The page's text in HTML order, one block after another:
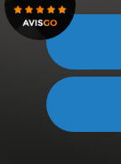
Voir le certificat